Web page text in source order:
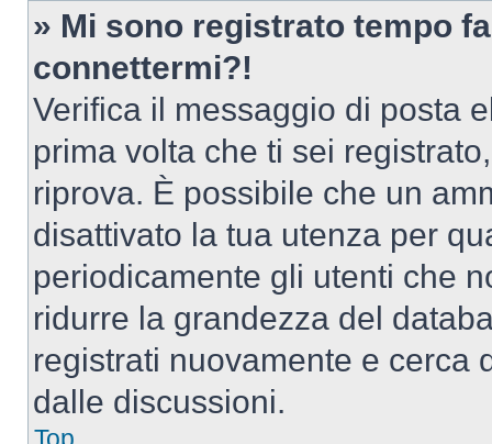
» Mi sono registrato tempo
connettermi?!
Verifica il messaggio di posta
prima volta che ti sei
riprova. È possibile che un
disattivato la tua utenza per
periodicamente gli utenti che
ridurre la grandezza del
registrati nuovamente e cerca
dalle discussioni.